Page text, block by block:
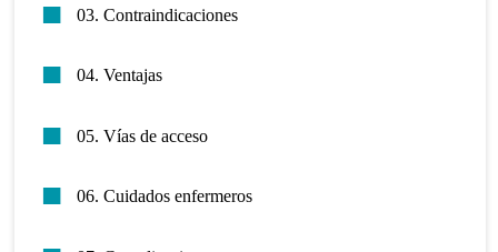
03. Contraindicaciones
04. Ventajas
05. Vías de acceso
06. Cuidados enfermeros